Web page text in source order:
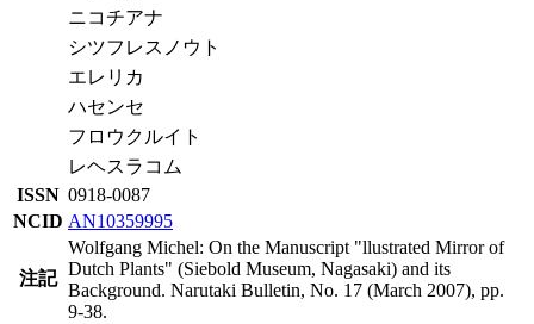
ニコチアナ
シツフレスノウト
エレリカ
ハセンセ
フロウクルイト
レヘスラコム
ISSN 0918-0087
NCID AN10359995
注記
Wolfgang Michel: On the Manuscript "llustrated Mirror of
Dutch Plants" (Siebold Museum, Nagasaki) and its
Background. Narutaki Bulletin, No. 17 (March 2007), pp.
9-38.